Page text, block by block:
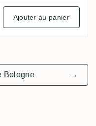
Ajouter au panier
Bologne →